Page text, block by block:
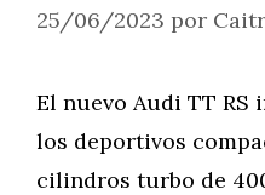
25/06/2023 por
El nuevo Audi TT
los deportivos
cilindros turbo de